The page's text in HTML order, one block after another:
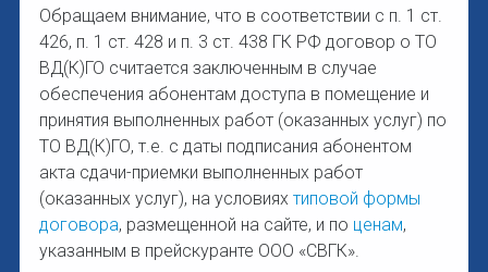
Обращаем внимание, что в соответствии с п. 1 ст.
426, п. 1 ст. 428 и п. 3 ст. 438 ГК РФ договор о ТО
ВД(К)ГО считается заключенным в случае
обеспечения абонентам доступа в помещение и
принятия выполненных работ (оказанных услуг) по
ТО ВД(К)ГО, т.е. с даты подписания абонентом
акта сдачи-приемки выполненных работ
(оказанных услуг), на условиях типовой формы
договора, размещенной на сайте, и по ценам,
указанным в прейскуранте ООО «СВГК».